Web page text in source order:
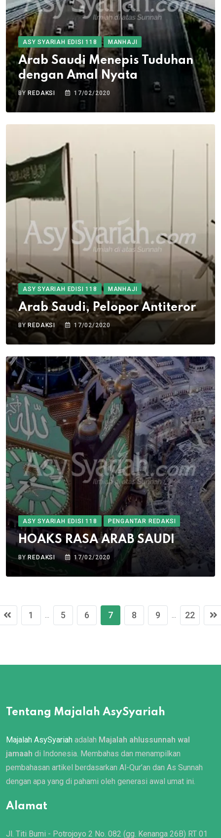
ASY SYARIAH EDISI 118 MANHAJI
Arab Saudi Menepis Tuduhan
dengan Amal Nyata
BY REDAKSI 17/02/2020
ASY SYARIAH EDISI 118 MANHAJI
Arab Saudi, Pelopor Antiteror
BYREDAKSI 17/02/2020
ASY SYARIAH EDISI 118 PENGANTAR REDAKSI
HOAKS RASA ARAB SAUDI
BY REDAKSI 17/02/2020
1 ... 5 6 7 8 9 ... 22
Tentang Majalah AsySyariah
Majalah AsySyariah adalah Majalah ahlussunnah wal
jamaah di Indonesia. Membahas dan menampilkan
pembahasan artikel berdasarkan Al-Qur’an dan As Sunnah
dengan apa yang di pahami oleh generasi awal umat ini.
Alamat
Jl. Titi Bumi - Potrojoyo 2 No. 082 (gg. Kenanga 26B) RT 01